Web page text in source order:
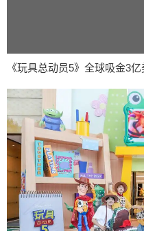
《玩具总动员5》全球吸金3